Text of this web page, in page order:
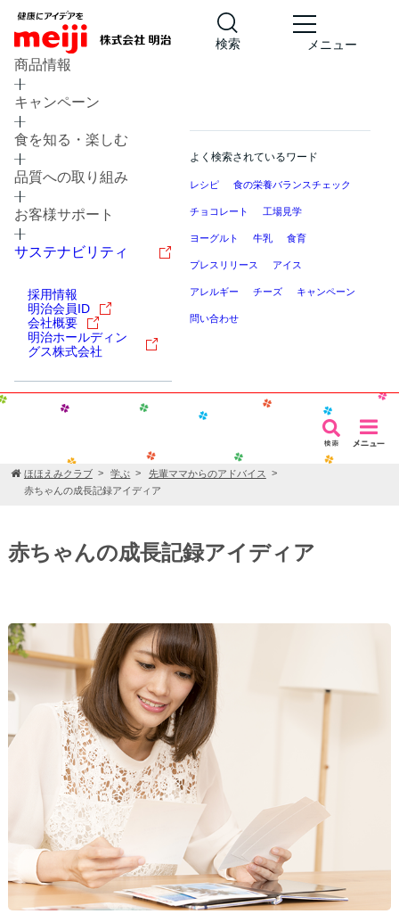
検索 メニュー
商品情報
キャンペーン
食を知る・楽しむ
品質への取り組み
お客様サポート
サステナビリティ
採用情報
明治会員ID
会社概要
明治ホールディン
グス株式会社
よく検索されているワード
レシピ 食の栄養バランスチェック
チョコレート 工場見学
ヨーグルト 牛乳 食育
プレスリリース アイス
アレルギー チーズ キャンペーン
問い合わせ
ほほえみクラブ 学ぶ
先輩ママからのアドバイス
赤ちゃんの成長記録アイディア
赤ちゃんの成長記録アイディア